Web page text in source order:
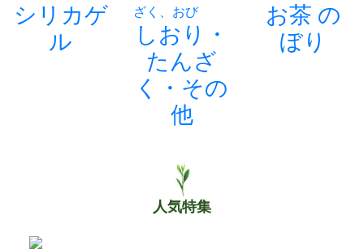
シリカゲ
ル
しおり・
たんざ
く・その
他
お茶 の
ぼり
人気特集